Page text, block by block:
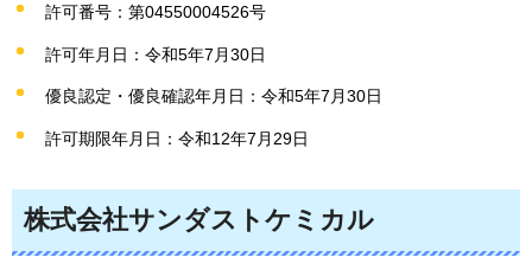
許可番号：第04550004526号
許可年月日：令和5年7月30日
優良認定・優良確認年月日：令和5年7月30日
許可期限年月日：令和12年7月29日
株式会社サンダストケミカル